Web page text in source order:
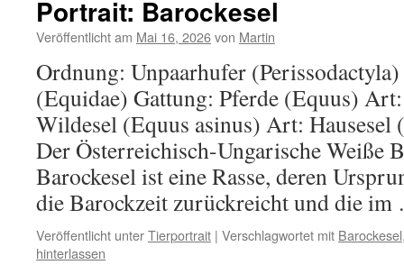
Portrait: Barockesel
Veröffentlicht am Mai 16, 2026von Martin
Ordnung: Unpaarhufer
(Equidae) Gattung: Pferde (Equus)
Wildesel (Equus asinus) Art: Hausesel
Der Österreichisch-Ungarische Weiße
Barockesel ist eine Rasse, deren
die Barockzeit zurückreicht und die
Veröffentlicht unterTierportrait | Verschlagwortet mit Barockesel
hinterlassen